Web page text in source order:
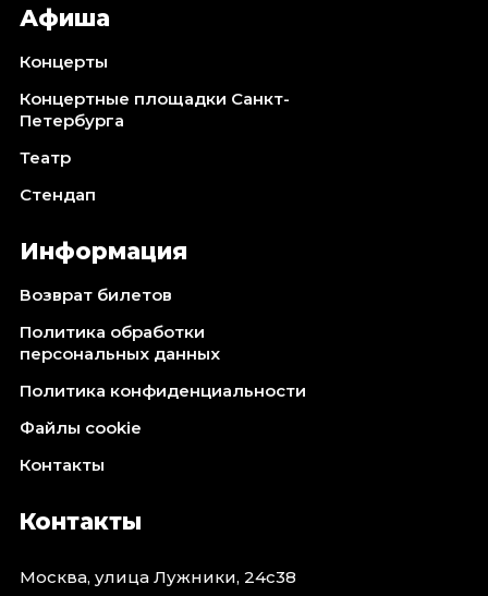
Афиша
Концерты
Концертные площадки Санкт-
Петербурга
Театр
Стендап
Информация
Возврат билетов
Политика обработки
персональных данных
Политика конфиденциальности
Файлы cookie
Контакты
Контакты
Москва, улица Лужники, 24с38